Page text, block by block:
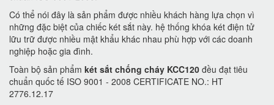
Có thể nói đây là sản phẩm được nhiều khách hàng lựa chọn vì
những đặc biệt của chiếc két sắt này. hệ thống khóa két điện tử
lữu trữ được nhiều mật khẩu khác nhau phù hợp với các doanh
nghiệp hoặc gia đình.
Toàn bộ sản phẩm két sắt chống cháy KCC120 đều đạt tiêu
chuẩn quốc tế ISO 9001 - 2008 CERTIFICATE NO.: HT
2776.12.17